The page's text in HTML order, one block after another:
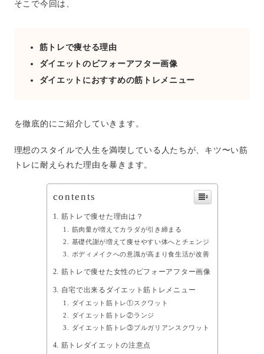
そこで今回は、
筋トレで痩せる理由
ダイエットのビフォーアフター画像
ダイエットにおすすめの筋トレメニュー
を徹底的にご紹介していきます。
理想のスタイルで人生を満喫している人たちが、キツ〜い筋
トレに耐えられた理由を暴きます。
contents
筋トレで痩せた理由は？
筋肉量が増えてカラダが引き締まる
基礎代謝が増えて痩せやすい体へとチェンジ
ボディメイクへの意識が高まり食生活が改善
筋トレで痩せた女性のビフォーアフター画像
自宅で出来るダイエット筋トレメニュー
ダイエット筋トレ①スクワット
ダイエット筋トレ②ランジ
ダイエット筋トレ③ブルガリアンスクワット
筋トレダイエットの注意点